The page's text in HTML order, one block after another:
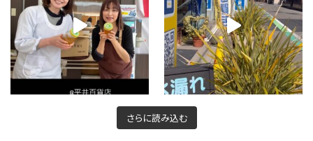
さらに読み込む